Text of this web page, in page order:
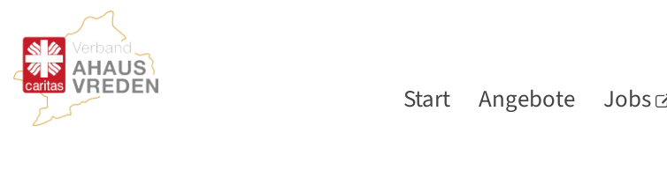
Zum Inhalt springen
Start Angebote Jobs